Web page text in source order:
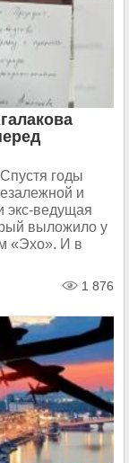
годы
и
экс-ведущая
выложило у
«Эхо». И в
1 876